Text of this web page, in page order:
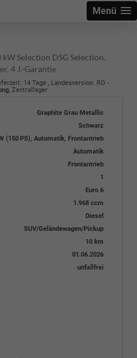
Menü
kW Selection DSG Selection,
4 J.-Garantie
14 Tage , Landesversion: RO -
, Zentrallager
Graphite Grau Metallic
Schwarz
(150 PS), Automatik, Frontantrieb
Automatik
Frontantrieb
1
Euro 6
1.968 ccm
Diesel
SUV/Geländewagen/Pickup
10 km
01.06.2026
unfallfrei